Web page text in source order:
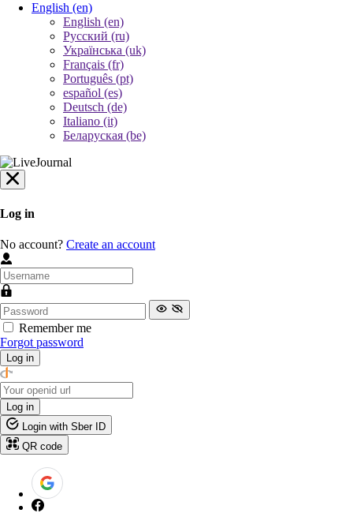
English (en)
English (en)
Русский (ru)
Українська (uk)
Français (fr)
Português (pt)
español (es)
Deutsch (de)
Italiano (it)
Беларуская (be)
Log in
No account? Create an account
Remember me
Forgot password
Log in
Log in
Login with Sber ID
QR code